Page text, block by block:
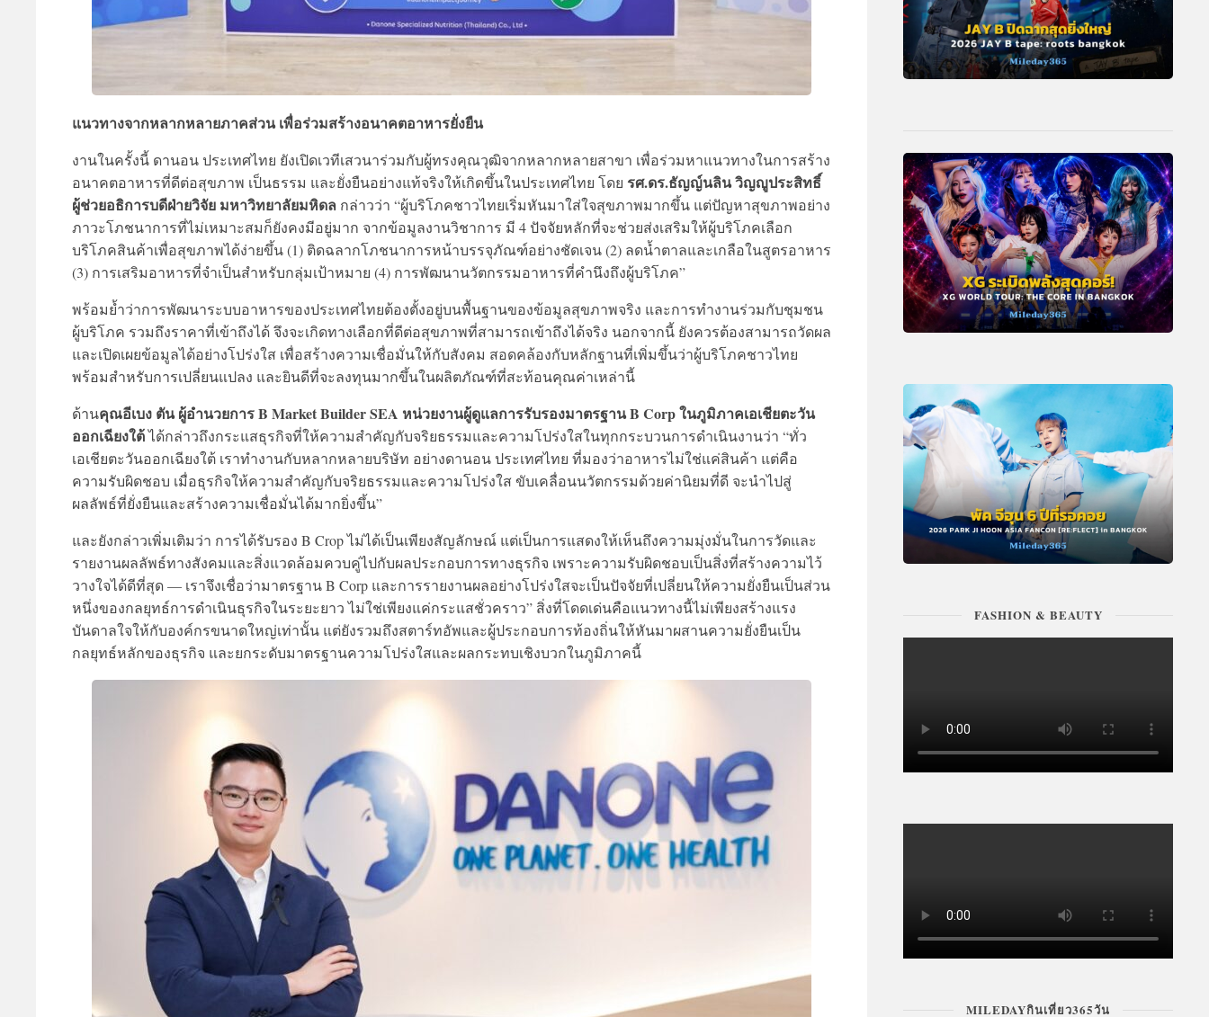
แนวทางจากหลากหลายภาคส่วน เพื่อร่วมสร้างอนาคตอาหารยั่งยืน
งานในครั้งนี้ ดานอน ประเทศไทย ยังเปิดเวทีเสวนาร่วมกับผู้ทรงคุณวุฒิจากหลากหลายสาขา เพื่อร่วมหาแนวทางในการสร้าง
อนาคตอาหารที่ดีต่อสุขภาพ เป็นธรรม และยั่งยืนอย่างแท้จริงให้เกิดขึ้นในประเทศไทย โดย รศ.ดร.ธัญญ์นลิน วิญญูประสิทธิ์
ผู้ช่วยอธิการบดีฝ่ายวิจัย มหาวิทยาลัยมหิดล กล่าวว่า “ผู้บริโภคชาวไทยเริ่มหันมาใส่ใจสุขภาพมากขึ้น แต่ปัญหาสุขภาพอย่าง
ภาวะโภชนาการที่ไม่เหมาะสมก็ยังคงมีอยู่มาก จากข้อมูลงานวิชาการ มี 4 ปัจจัยหลักที่จะช่วยส่งเสริมให้ผู้บริโภคเลือก
บริโภคสินค้าเพื่อสุขภาพได้ง่ายขึ้น (1) ติดฉลากโภชนาการหน้าบรรจุภัณฑ์อย่างชัดเจน (2) ลดน้ำตาลและเกลือในสูตรอาหาร
(3) การเสริมอาหารที่จำเป็นสำหรับกลุ่มเป้าหมาย (4) การพัฒนานวัตกรรมอาหารที่คำนึงถึงผู้บริโภค”
พร้อมย้ำว่าการพัฒนาระบบอาหารของประเทศไทยต้องตั้งอยู่บนพื้นฐานของข้อมูลสุขภาพจริง และการทำงานร่วมกับชุมชน
ผู้บริโภค รวมถึงราคาที่เข้าถึงได้ จึงจะเกิดทางเลือกที่ดีต่อสุขภาพที่สามารถเข้าถึงได้จริง นอกจากนี้ ยังควรต้องสามารถวัดผล
และเปิดเผยข้อมูลได้อย่างโปร่งใส เพื่อสร้างความเชื่อมั่นให้กับสังคม สอดคล้องกับหลักฐานที่เพิ่มขึ้นว่าผู้บริโภคชาวไทย
พร้อมสำหรับการเปลี่ยนแปลง และยินดีที่จะลงทุนมากขึ้นในผลิตภัณฑ์ที่สะท้อนคุณค่าเหล่านี้
ด้านคุณอีเบง ตัน ผู้อำนวยการ B Market Builder SEA หน่วยงานผู้ดูแลการรับรองมาตรฐาน B Corp ในภูมิภาคเอเชียตะวัน
ออกเฉียงใต้ได้กล่าวถึงกระแสธุรกิจที่ให้ความสำคัญกับจริยธรรมและความโปร่งใสในทุกกระบวนการดำเนินงานว่า “ทั่ว
เอเชียตะวันออกเฉียงใต้ เราทำงานกับหลากหลายบริษัท อย่างดานอน ประเทศไทย ที่มองว่าอาหารไม่ใช่แค่สินค้า แต่คือ
ความรับผิดชอบ เมื่อธุรกิจให้ความสำคัญกับจริยธรรมและความโปร่งใส ขับเคลื่อนนวัตกรรมด้วยค่านิยมที่ดี จะนำไปสู่
ผลลัพธ์ที่ยั่งยืนและสร้างความเชื่อมั่นได้มากยิ่งขึ้น”
และยังกล่าวเพิ่มเติมว่า การได้รับรอง B Crop ไม่ได้เป็นเพียงสัญลักษณ์ แต่เป็นการแสดงให้เห็นถึงความมุ่งมั่นในการวัดและ
รายงานผลลัพธ์ทางสังคมและสิ่งแวดล้อมควบคู่ไปกับผลประกอบการทางธุรกิจ เพราะความรับผิดชอบเป็นสิ่งที่สร้างความไว้
วางใจได้ดีที่สุด — เราจึงเชื่อว่ามาตรฐาน B Corp และการรายงานผลอย่างโปร่งใสจะเป็นปัจจัยที่เปลี่ยนให้ความยั่งยืนเป็นส่วน
หนึ่งของกลยุทธ์การดำเนินธุรกิจในระยะยาว ไม่ใช่เพียงแค่กระแสชั่วคราว” สิ่งที่โดดเด่นคือแนวทางนี้ไม่เพียงสร้างแรง
บันดาลใจให้กับองค์กรขนาดใหญ่เท่านั้น แต่ยังรวมถึงสตาร์ทอัพและผู้ประกอบการท้องถิ่นให้หันมาผสานความยั่งยืนเป็น
กลยุทธ์หลักของธุรกิจ และยกระดับมาตรฐานความโปร่งใสและผลกระทบเชิงบวกในภูมิภาคนี้
FASHION & BEAUTY
MILEDAYกินเที่ยว365วัน